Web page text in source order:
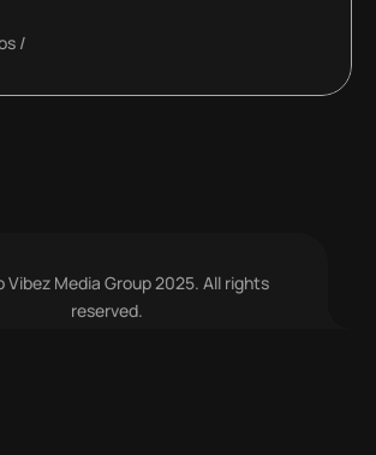
Media Group 2025. All rights
reserved.